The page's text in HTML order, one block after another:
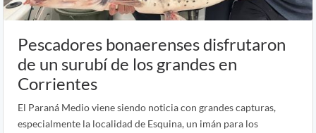
Pescadores bonaerenses disfrutaron
de un surubí de los grandes en
Corrientes
El Paraná Medio viene siendo noticia con grandes capturas,
especialmente la localidad de Esquina, un imán para los